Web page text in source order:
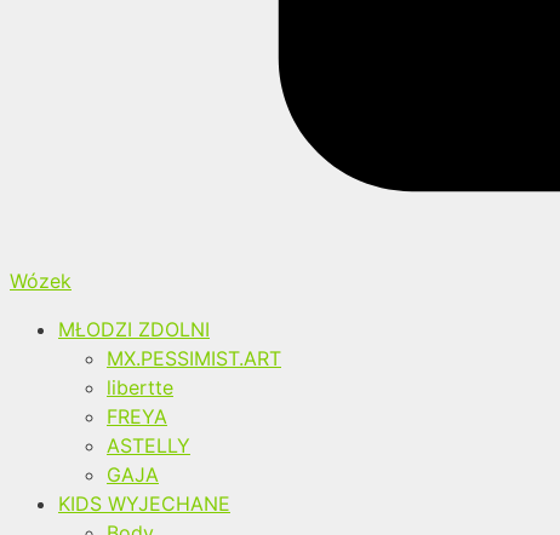
Wózek
MŁODZI ZDOLNI
MX.PESSIMIST.ART
libertte
FREYA
ASTELLY
GAJA
KIDS WYJECHANE